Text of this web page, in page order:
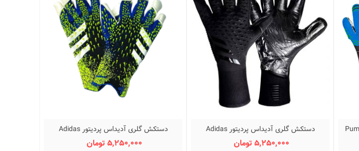
نمایش سریع
دستکش گلری آدیداس پردیتور Adidas
Predator Pro
5,250,000 تومان
نمایش سریع
دستکش گلری آدیداس پردیتور Adidas
Predator Pro
5,250,000 تومان